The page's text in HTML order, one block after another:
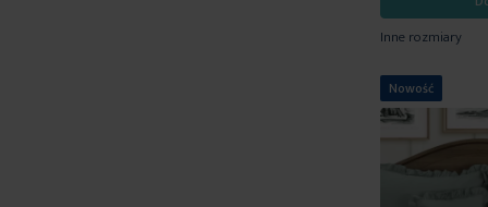
Inne rozmiary
Nowość